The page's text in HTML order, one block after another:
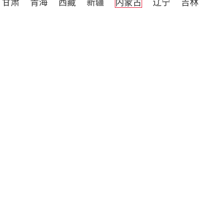
甘肃 青海 西藏 新疆 内蒙古 辽宁
吉林